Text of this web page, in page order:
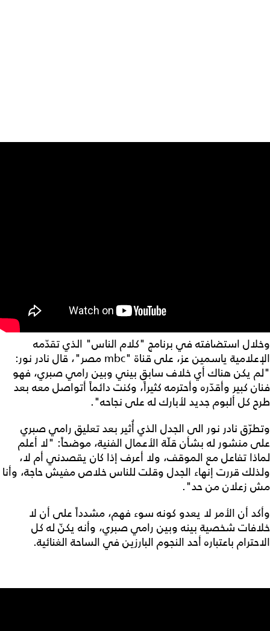
وخلال استضافته في برنامج "كلام الناس" الذي تقدّمه
الإعلامية ياسمين عز، على قناة "mbc مصر"، قال نادر نور:
"لم يكن هناك أي خلاف سابق بيني وبين رامي صبري، فهو
فنان كبير وأقدّره وأحترمه كثيراً، وكنت دائماً أتواصل معه بعد
طرح كل ألبوم جديد لأبارك له على نجاحه".
وتطرّق نادر نور الى الجدل الذي أُثير بعد تعليق رامي صبري
على منشور له بشأن قلّة الأعمال الفنية، موضحاً: "لا أعلم
لماذا تفاعل مع الموقف، ولا أعرف إذا كان يقصدني أم لا،
ولذلك قررت إنهاء الجدل وقلت للناس خلاص مفيش حاجة، وأنا
مش زعلان من حد".
وأكد أن الأمر لا يعدو كونه سوء فهم، مشدداً على أن لا
خلافات شخصية بينه وبين رامي صبري، وأنه يكنّ له كل
الاحترام باعتباره أحد النجوم البارزين في الساحة الغنائية.